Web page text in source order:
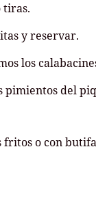
tiras.
y reservar.
los
pimientos del
fritos o con